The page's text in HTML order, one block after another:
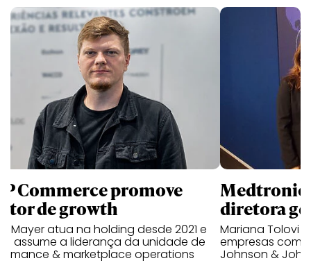
Commerce promove
de growth
Mayer atua na holding desde 2021 e
assume a liderança da unidade de
& marketplace operations
Medtronic
diretora
Mariana Tolovi
empresas
Johnson &